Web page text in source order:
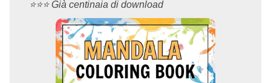
⭐️⭐️⭐️ Già centinaia di download